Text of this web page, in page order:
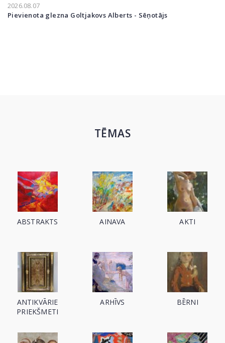
2026.08.07
Pievienota glezna Goltjakovs Alberts - Sēņotājs
TĒMAS
ABSTRAKTS AINAVA AKTI
ANTIKVĀRIE
PRIEKŠMETI
ARHĪVS BĒRNI